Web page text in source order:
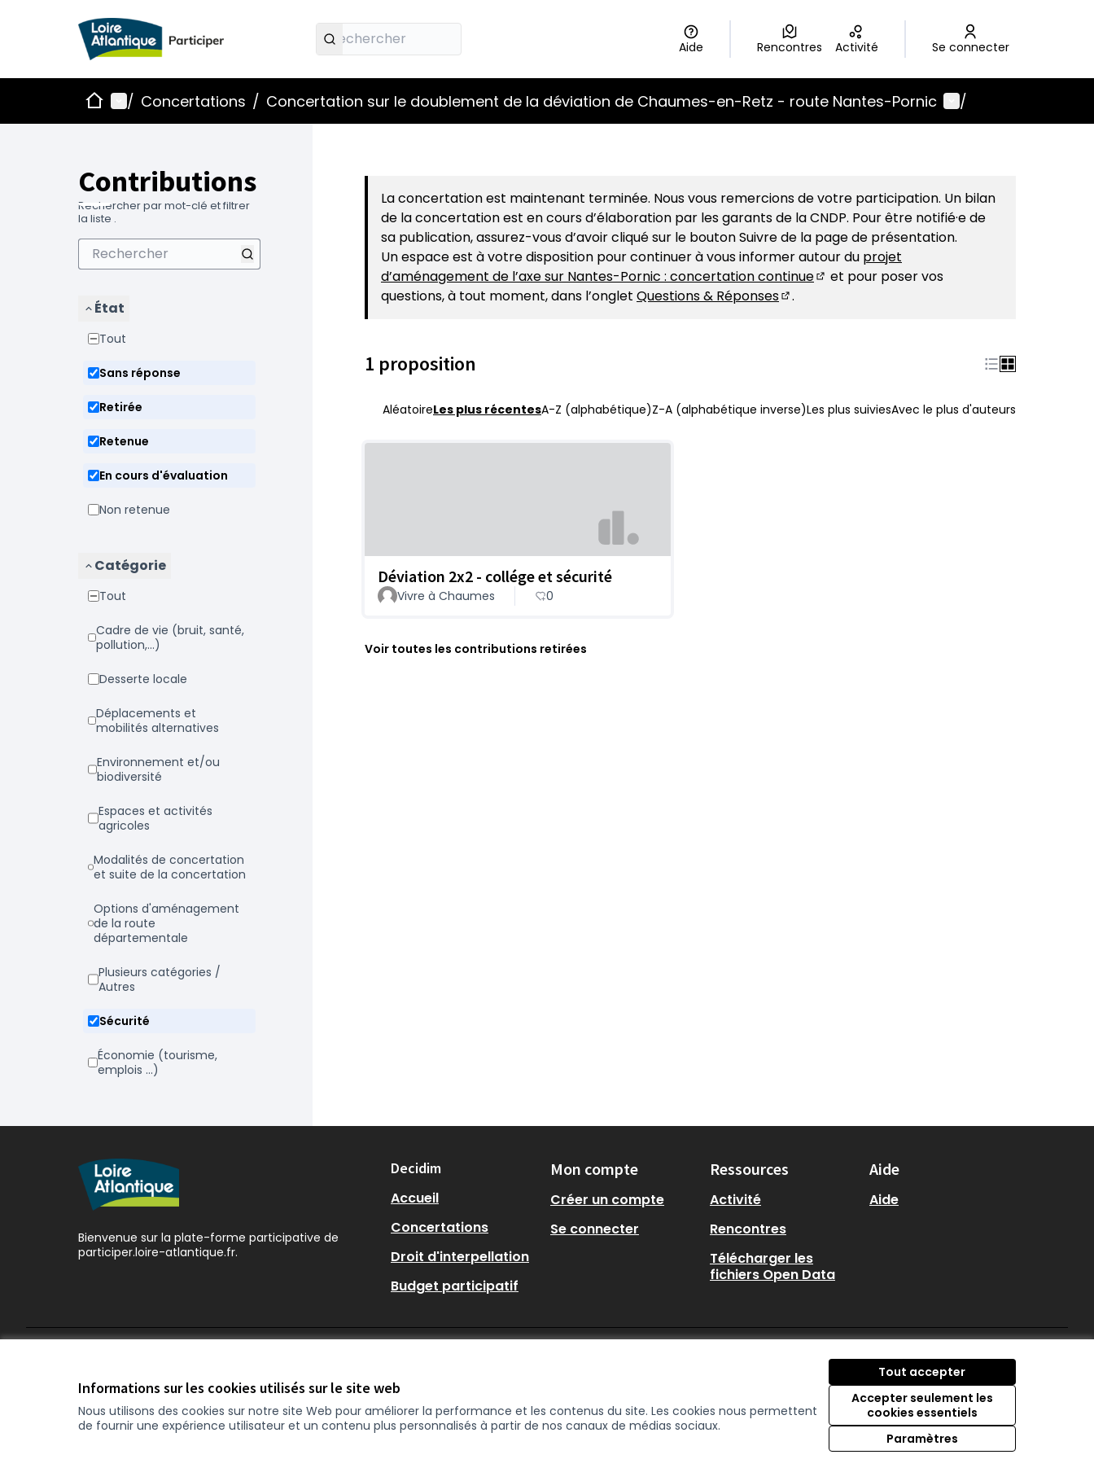
Informations sur les cookies utilisés sur le site web
Nous utilisons des cookies sur notre site Web pour améliorer la performance et les contenus du site. Les cookies nous permettent
de fournir une expérience utilisateur et un contenu plus personnalisés à partir de nos canaux de médias sociaux.
Tout accepter
Accepter seulement les
cookies essentiels
Paramètres
Aide Rencontres Activité Se connecter
AccueilMenu principal
/ Concertations / Concertation sur le doublement de la déviation de Chaumes-en-Retz - route Nantes-Pornic Menu utilisateur
/
Contributions
Rechercher par mot-clé et filtrer
la liste .
État
Tout
Sans réponse
Retirée
Retenue
En cours d'évaluation
Non retenue
Catégorie
Tout
Cadre de vie (bruit, santé,
pollution,...)
Desserte locale
Déplacements et
mobilités alternatives
Environnement et/ou
biodiversité
Espaces et activités
agricoles
Modalités de concertation
et suite de la concertation
Options d'aménagement
de la route
départementale
Plusieurs catégories /
Autres
Sécurité
Économie (tourisme,
emplois ...)
La concertation est maintenant terminée. Nous vous remercions de votre participation. Un bilan
de la concertation est en cours d’élaboration par les garants de la CNDP. Pour être notifié·e de
sa publication, assurez-vous d’avoir cliqué sur le bouton Suivre de la page de présentation.
Un espace est à votre disposition pour continuer à vous informer autour du projet
d’aménagement de l’axe sur Nantes-Pornic : concertation continue
(S'ouvre dans un nouvel onglet)
et pour poser vos
questions, à tout moment, dans l’onglet Questions & Réponses .
1 proposition
AléatoireLes plus récentesA-Z (alphabétique)Z-A (alphabétique inverse)Les plus suiviesAvec le plus d'auteurs
Déviation 2x2 - collége et sécurité
Vivre à Chaumes 0
Voir toutes les contributions retirées
Bienvenue sur la plate-forme participative de
participer.loire-atlantique.fr.
Decidim
Accueil
Concertations
Droit d'interpellation
Budget participatif
Mon compte
Créer un compte
Se connecter
Ressources
Activité
Rencontres
Télécharger les
fichiers Open Data
Aide
Aide
(Nouvelle fenêtre)
(Nouvelle fenêtre)
(Nouvelle fenêtre)
Licence Creative
(Nouvelle fenêtre)